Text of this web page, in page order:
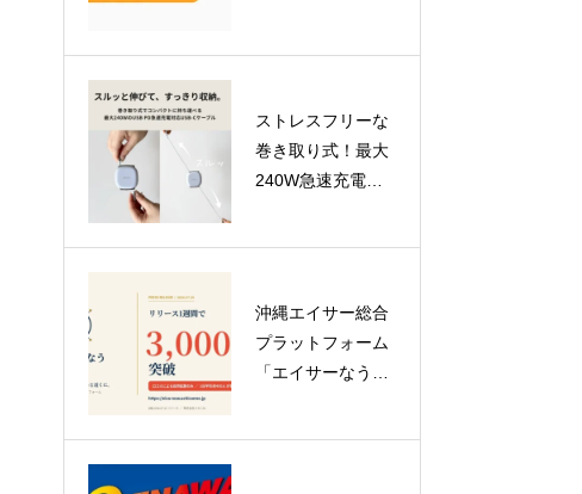
ストレスフリーな
巻き取り式！最大
240W急速充電対
240W」が登場
沖縄エイサー総合
プラットフォーム
「エイサーなう」